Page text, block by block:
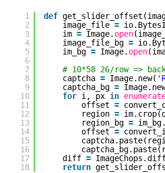
1
2
3
4
5
6
7
8
9
10
11
12
13
14
15
16
17
18
def
image_file =
im = Image. open
image_file_bg =
im_bg = Image. open
# 10*58 26/row =>
captcha = Image.new(
captcha_bg =
for i, px in
offset =
region =
region_bg =
offset =
diff =
return